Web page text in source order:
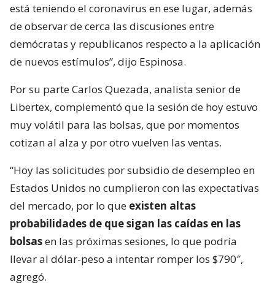
está teniendo el coronavirus en ese lugar, además
de observar de cerca las discusiones entre
demócratas y republicanos respecto a la aplicación
de nuevos estímulos”, dijo Espinosa.
Por su parte Carlos Quezada, analista senior de
Libertex, complementó que la sesión de hoy estuvo
muy volátil para las bolsas, que por momentos
cotizan al alza y por otro vuelven las ventas.
“Hoy las solicitudes por subsidio de desempleo en
Estados Unidos no cumplieron con las expectativas
del mercado, por lo que existen altas
probabilidades de que sigan las caídas en las
bolsasen las próximas sesiones, lo que podría
llevar al dólar-peso a intentar romper los $790″,
agregó.